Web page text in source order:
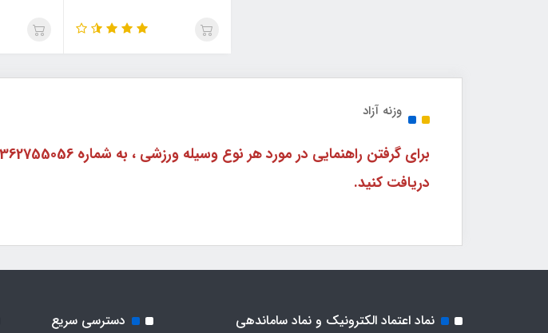
وزنه آزاد
دریافت کنید.
نماد اعتماد الکترونیک و نماد ساماندهی دسترسی سریع